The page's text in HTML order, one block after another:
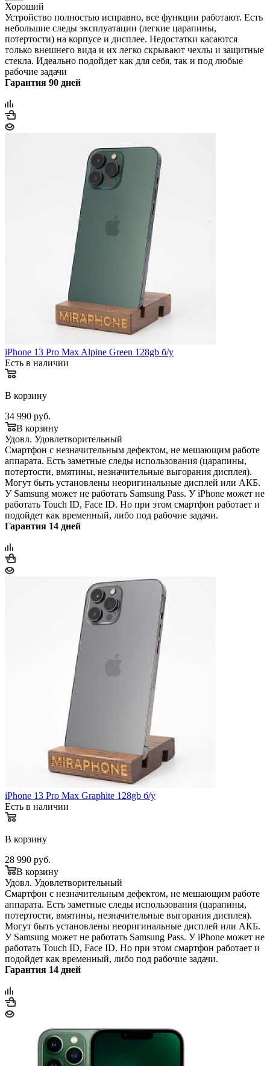
Хороший
Устройство полностью исправно, все функции работают. Есть
небольшие следы эксплуатации (легкие царапины,
потертости) на корпусе и дисплее. Недостатки касаются
только внешнего вида и их легко скрывают чехлы и защитные
стекла. Идеально подойдет как для себя, так и под любые
рабочие задачи
Гарантия 90 дней
iPhone 13 Pro Max Alpine Green 128gb б/у
Есть в наличии
В корзину
34 990 руб.
В корзину
Удовл. Удовлетворительный
Смартфон с незначительным дефектом, не мешающим работе
аппарата. Есть заметные следы использования (царапины,
потертости, вмятины, незначительные выгорания дисплея).
Могут быть установлены неоригинальные дисплей или АКБ.
У Samsung может не работать Samsung Pass. У iPhone может не
работать Touch ID, Face ID. Но при этом смартфон работает и
подойдет как временный, либо под рабочие задачи.
Гарантия 14 дней
iPhone 13 Pro Max Graphite 128gb б/у
Есть в наличии
В корзину
28 990 руб.
В корзину
Удовл. Удовлетворительный
Смартфон с незначительным дефектом, не мешающим работе
аппарата. Есть заметные следы использования (царапины,
потертости, вмятины, незначительные выгорания дисплея).
Могут быть установлены неоригинальные дисплей или АКБ.
У Samsung может не работать Samsung Pass. У iPhone может не
работать Touch ID, Face ID. Но при этом смартфон работает и
подойдет как временный, либо под рабочие задачи.
Гарантия 14 дней